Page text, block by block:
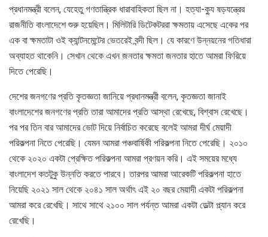
প্রধানমন্ত্রী বলেন, যেহেতু গণতান্ত্রিক ধারাবাহিকতা ছিল না। হত্যা-ক্যু ষড়যন্ত্রের
রাজনীতি বাংলাদেশে শুরু হয়েছিল। মিলিটারি ডিটেকটররা ক্ষমতায় এসেছে একের পর
এক বা ক্ষমতাটা ওই ক্যান্টনমেন্টের ভেতরেই বন্দী ছিল। যে কারণে উন্নয়নের গতিধারা
অব্যাহত থাকেনি। সেখান থেকে এখন জনতার ক্ষমতা জনতার হাতে আমরা ফিরিয়ে
দিতে পেরেছি।
দেশের জনগণের প্রতি কৃতজ্ঞতা জানিয়ে প্রধানমন্ত্রী বলেন, কৃতজ্ঞতা জানাই
বাংলাদেশের জনগণের প্রতি তারা আমাদের প্রতি আস্থা রেখেছে, বিশ্বাস রেখেছে।
পর পর তিন বার আমাদের ভোট দিয়ে নির্বাচিত করেছে বলেই আমরা দীর্ঘ মেয়াদী
পরিকল্পনা নিতে পেরেছি। যেমন আমরা পঞ্চবার্ষিকী পরিকল্পনা নিতে পেরেছি। ২০১০
থেকে ২০২০ একটা প্রেক্ষিত পরিকল্পনা আমরা প্রণয়ন করি। এই সময়ের মধ্যে
বাংলাদেশ কতটুকু উন্নতি করতে পারবে। তারপর আমরা আরেকটি পরিকল্পনা হাতে
নিয়েছি ২০২১ সাল থেকে ২০৪১ সাল অর্থাৎ এই ২০ বছর মেয়াদী একটা পরিকল্পনা
আমরা করে রেখেছি। সাথে সাথে ২১০০ সাল পর্যন্ত আমরা একটা ডেল্টা প্ল্যান করে
রেখেছি।